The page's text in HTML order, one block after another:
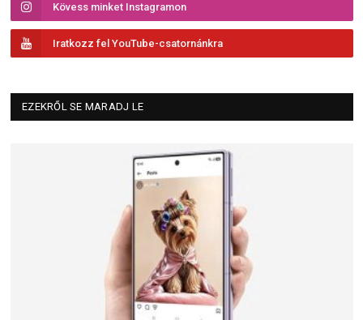
Kövess minket Instagramon
Iratkozz fel YouTube-csatornánkra
EZEKRŐL SE MARADJ LE